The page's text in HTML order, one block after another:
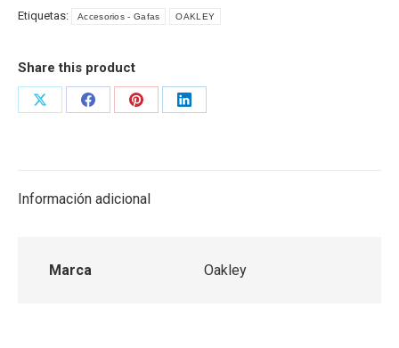
Etiquetas:
Accesorios - Gafas OAKLEY
Share this product
Share
Share
Share
Share
Información adicional
Marca Oakley